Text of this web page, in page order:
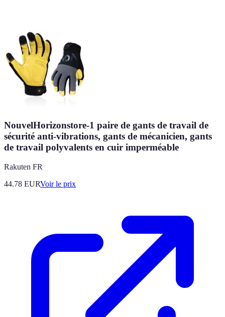
NouvelHorizonstore-1 paire de gants de travail de
sécurité anti-vibrations, gants de mécanicien, gants
de travail polyvalents en cuir imperméable
Rakuten FR
44.78 EURVoir le prix